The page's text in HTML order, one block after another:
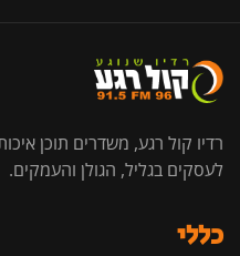
רדיו קול רגע, משדרים תוכן
לעסקים בגליל, הגולן והעמקים.
כללי